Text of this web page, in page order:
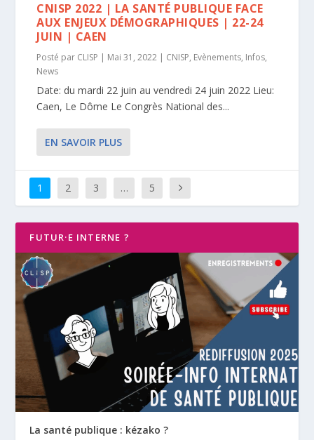
CNISP 2022 | LA SANTÉ PUBLIQUE FACE
AUX ENJEUX DÉMOGRAPHIQUES | 22-24
JUIN | CAEN
Posté par CLISP | Mai 31, 2022 | CNISP, Evènements, Infos,
News
Date: du mardi 22 juin au vendredi 24 juin 2022 Lieu:
Caen, Le Dôme Le Congrès National des...
EN SAVOIR PLUS
1 2 3 … 5
FUTUR·E INTERNE ?
La santé publique : kézako ?